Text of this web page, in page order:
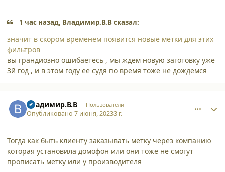
1 час назад, Владимир.В.В сказал:
значит в скором временем появится новые метки для этих
фильтров
вы грандиозно ошибаетесь , мы ждем новую заготовку уже
3й год , и в этом году ее судя по время тоже не дождемся
Владимир.В.В Пользователи
Опубликовано7 июня, 20233 г.
Тогда как быть клиенту заказывать метку через компанию
которая установила домофон или они тоже не смогут
прописать метку или у производителя